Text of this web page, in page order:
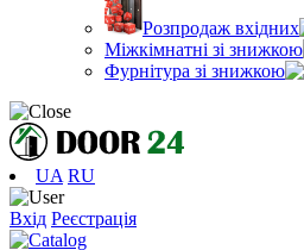
Розпродаж вхідних
Міжкімнатні зі знижкою
Фурнітура зі знижкою
UA RU
Вхід Реєстрація